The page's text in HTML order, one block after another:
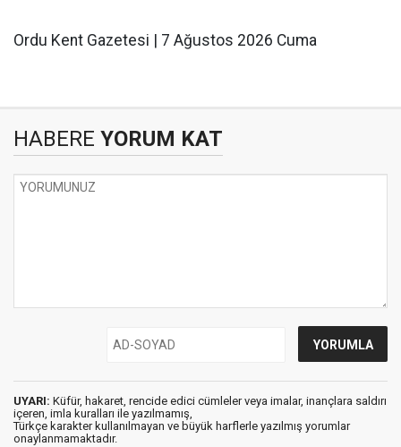
Ordu Kent Gazetesi | 7 Ağustos 2026 Cuma
HABERE YORUM KAT
UYARI: Küfür, hakaret, rencide edici cümleler veya imalar, inançlara saldırı
içeren, imla kuralları ile yazılmamış,
Türkçe karakter kullanılmayan ve büyük harflerle yazılmış yorumlar
onaylanmamaktadır.